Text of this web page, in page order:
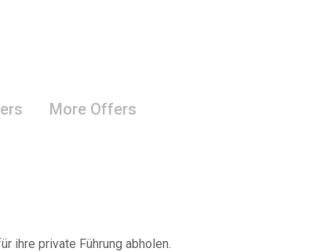
More Offers
ihre private Führung abholen.